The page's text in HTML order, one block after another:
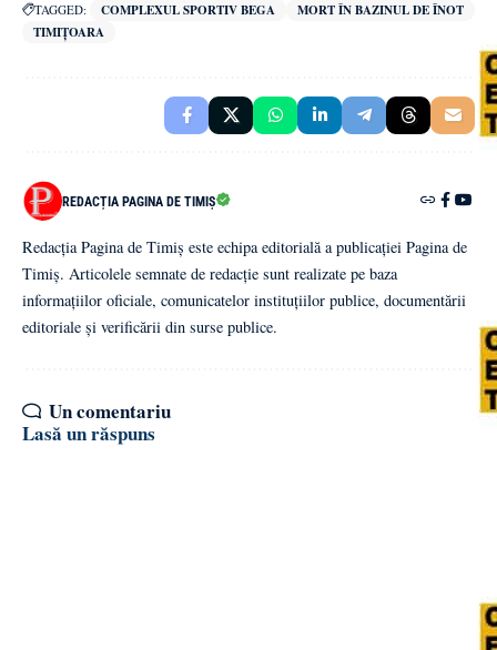
TAGGED: COMPLEXUL SPORTIV BEGA
MORT ÎN BAZINUL DE ÎNOT
TIMIȚOARA
REDACȚIA PAGINA DE TIMIȘ
Redacția Pagina de Timiș este echipa editorială a publicației Pagina de
Timiș. Articolele semnate de redacție sunt realizate pe baza
informațiilor oficiale, comunicatelor instituțiilor publice, documentării
editoriale și verificării din surse publice.
Un comentariu
Lasă un răspuns